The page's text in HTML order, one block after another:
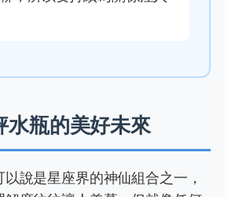
水瓶的美好未來
說是星座界的神仙組合之一，